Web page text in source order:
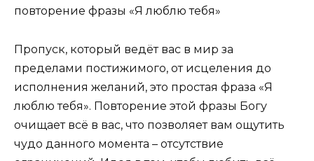
повторение фразы «Я люблю тебя»
Пропуск, который ведёт вас в мир за
пределами постижимого, от исцеления до
исполнения желаний, это простая фраза «Я
люблю тебя». Повторение этой фразы Богу
очищает всё в вас, что позволяет вам ощутить
чудо данного момента – отсутствие